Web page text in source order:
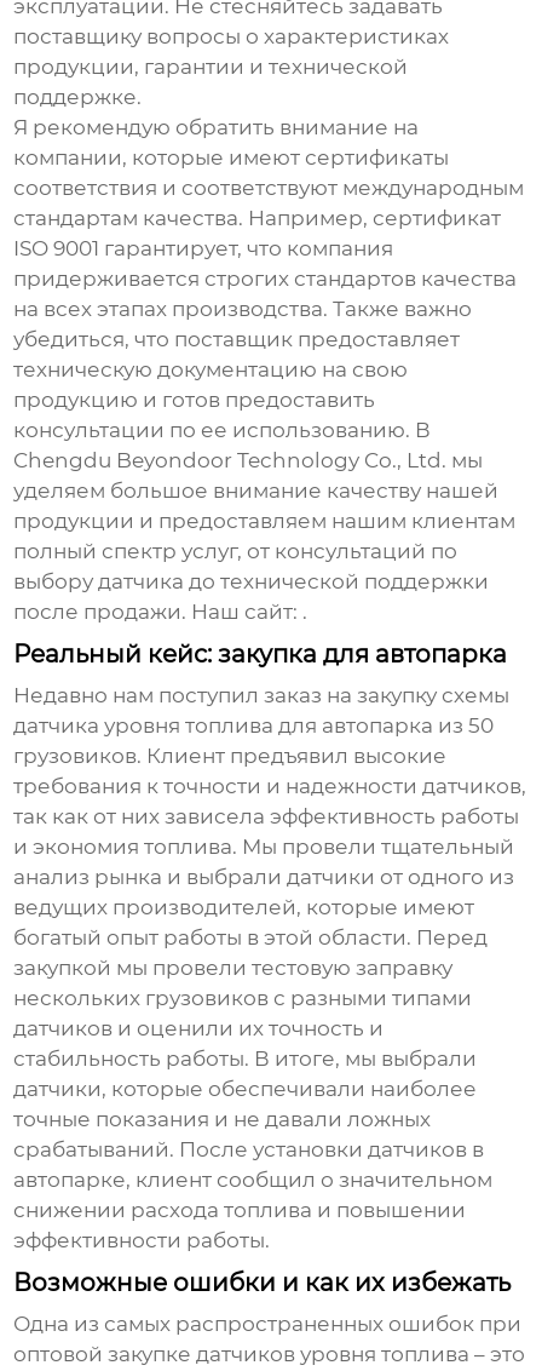
эксплуатации. Не стесняйтесь задавать
поставщику вопросы о характеристиках
продукции, гарантии и технической
поддержке.
Я рекомендую обратить внимание на
компании, которые имеют сертификаты
соответствия и соответствуют международным
стандартам качества. Например, сертификат
ISO 9001 гарантирует, что компания
придерживается строгих стандартов качества
на всех этапах производства. Также важно
убедиться, что поставщик предоставляет
техническую документацию на свою
продукцию и готов предоставить
консультации по ее использованию. В
Chengdu Beyondoor Technology Co., Ltd. мы
уделяем большое внимание качеству нашей
продукции и предоставляем нашим клиентам
полный спектр услуг, от консультаций по
выбору датчика до технической поддержки
после продажи. Наш сайт: .
Реальный кейс: закупка для автопарка
Недавно нам поступил заказ на закупку схемы
датчика уровня топлива для автопарка из 50
грузовиков. Клиент предъявил высокие
требования к точности и надежности датчиков,
так как от них зависела эффективность работы
и экономия топлива. Мы провели тщательный
анализ рынка и выбрали датчики от одного из
ведущих производителей, которые имеют
богатый опыт работы в этой области. Перед
закупкой мы провели тестовую заправку
нескольких грузовиков с разными типами
датчиков и оценили их точность и
стабильность работы. В итоге, мы выбрали
датчики, которые обеспечивали наиболее
точные показания и не давали ложных
срабатываний. После установки датчиков в
автопарке, клиент сообщил о значительном
снижении расхода топлива и повышении
эффективности работы.
Возможные ошибки и как их избежать
Одна из самых распространенных ошибок при
оптовой закупкедатчиков уровня топлива – это